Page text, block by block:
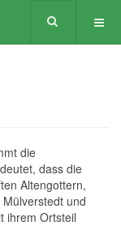
die
dass die
Altengottern,
und
ihrem Ortsteil